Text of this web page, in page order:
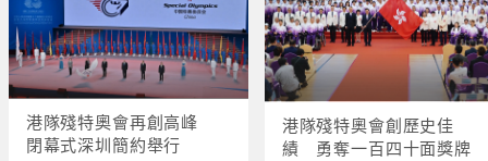
港隊殘特奧會再創高峰
閉幕式深圳簡約舉行
港隊殘特奧會創歷史佳
績 勇奪一百四十面獎牌